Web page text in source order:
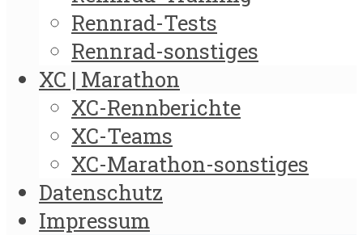
Rennrad-Tests
Rennrad-sonstiges
XC | Marathon
XC-Rennberichte
XC-Teams
XC-Marathon-sonstiges
Datenschutz
Impressum